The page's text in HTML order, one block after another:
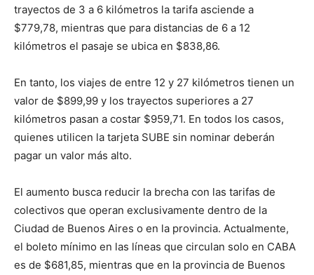
trayectos de 3 a 6 kilómetros la tarifa asciende a
$779,78, mientras que para distancias de 6 a 12
kilómetros el pasaje se ubica en $838,86.
En tanto, los viajes de entre 12 y 27 kilómetros tienen un
valor de $899,99 y los trayectos superiores a 27
kilómetros pasan a costar $959,71. En todos los casos,
quienes utilicen la tarjeta SUBE sin nominar deberán
pagar un valor más alto.
El aumento busca reducir la brecha con las tarifas de
colectivos que operan exclusivamente dentro de la
Ciudad de Buenos Aires o en la provincia. Actualmente,
el boleto mínimo en las líneas que circulan solo en CABA
es de $681,85, mientras que en la provincia de Buenos